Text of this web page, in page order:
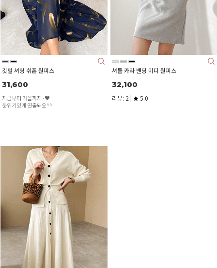
깃털 셔링 쉬폰 원피스
31,600
지금부터 가을까지~♥
분위기있게 연출돼요^^
셔틀 카라 밴딩 미디 원피스
32,100
리뷰: 2 | 5.0